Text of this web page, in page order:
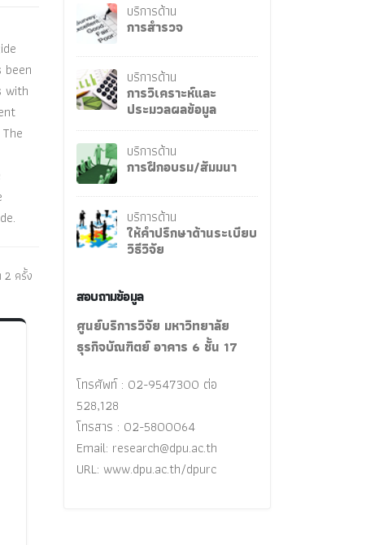
been
with
2 ครั้ง
บริการด้าน
การสำรวจ
บริการด้าน
การวิเคราะห์และ
ประมวลผลข้อมูล
บริการด้าน
การฝึกอบรม/สัมมนา
บริการด้าน
ให้คำปรึกษาด้านระเบียบ
วิธีวิจัย
สอบถามข้อมูล
ศูนย์บริการวิจัย มหาวิทยาลัย
ธุรกิจบัณฑิตย์ อาคาร 6 ชั้น 17
โทรศัพท์ : 02-9547300 ต่อ
528,128
โทรสาร : 02-5800064
Email: research@dpu.ac.th
URL: www.dpu.ac.th/dpurc